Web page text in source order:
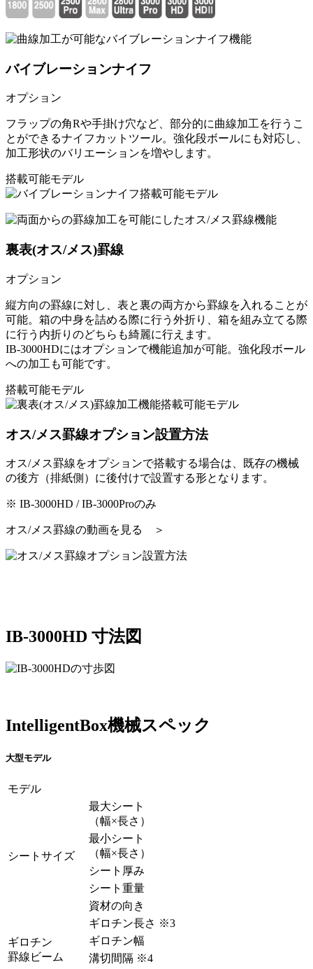
バイブレーションナイフ
オプション
フラップの角Rや手掛け穴など、部分的に曲線加工を行うこ
とができるナイフカットツール。強化段ボールにも対応し、
加工形状のバリエーションを増やします。
搭載可能モデル
裏表(オス/メス)罫線
オプション
縦方向の罫線に対し、表と裏の両方から罫線を入れることが
可能。箱の中身を詰める際に行う外折り、箱を組み立てる際
に行う内折りのどちらも綺麗に行えます。
IB-3000HDにはオプションで機能追加が可能。強化段ボール
への加工も可能です。
搭載可能モデル
オス/メス罫線オプション設置方法
オス/メス罫線をオプションで搭載する場合は、既存の機械
の後方（排紙側）に後付けで設置する形となります。
※ IB-3000HD / IB-3000Proのみ
オス/メス罫線の動画を見る ＞
IB-3000HD 寸法図
IntelligentBox機械スペック
大型モデル
モデル
シートサイズ
最大シート
（幅×長さ）
最小シート
（幅×長さ）
シート厚み
シート重量
資材の向き
ギロチン
罫線ビーム
ギロチン長さ ※3
ギロチン幅
溝切間隔 ※4